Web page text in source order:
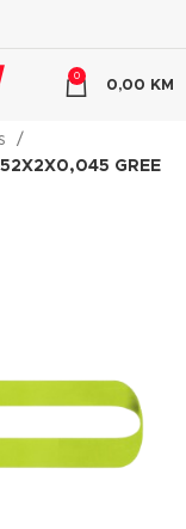
0
0,00 KM
52X2X0,045 GREE